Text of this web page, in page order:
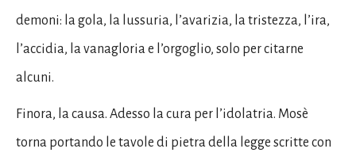
demoni: la gola, la lussuria, l’avarizia, la tristezza, l’ira,
l’accidia, la vanagloria e l’orgoglio, solo per citarne
alcuni.
Finora, la causa. Adesso la cura per l’idolatria. Mosè
torna portando le tavole di pietra della legge scritte con